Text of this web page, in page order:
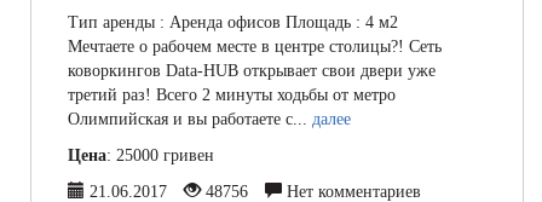
Тип аренды : Аренда офисов Площадь : 4 м2
Мечтаете о рабочем месте в центре столицы?! Сеть
коворкингов Data-HUB открывает свои двери уже
третий раз! Всего 2 минуты ходьбы от метро
Олимпийская и вы работаете с... далее
Цена: 25000 гривен
21.06.2017
48756
Нет комментариев